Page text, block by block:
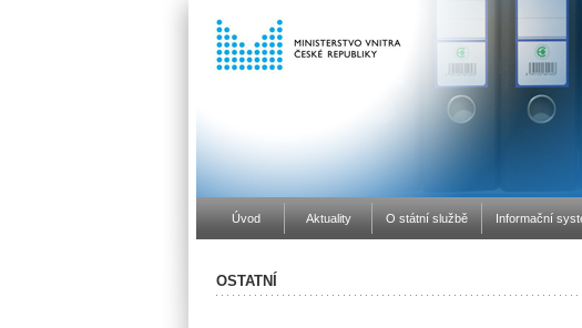
Úvod Aktuality O státní službě Informační
OSTATNÍ